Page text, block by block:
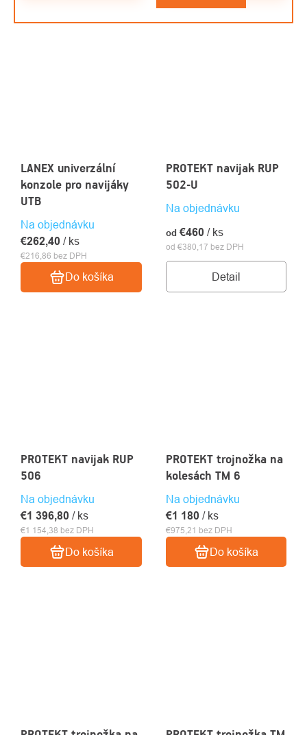
LANEX univerzální
konzole pro navijáky
UTB
Na objednávku
€216,86 bez DPH
€262,40 / ks
Do košíka
PROTEKT navijak RUP
502-U
Na objednávku
od €380,17 bez DPH
od €460 / ks
Detail
PROTEKT navijak RUP
506
Na objednávku
€1 154,38 bez DPH
€1 396,80 / ks
Do košíka
PROTEKT trojnožka na
kolesách TM 6
Na objednávku
€975,21 bez DPH
€1 180 / ks
Do košíka